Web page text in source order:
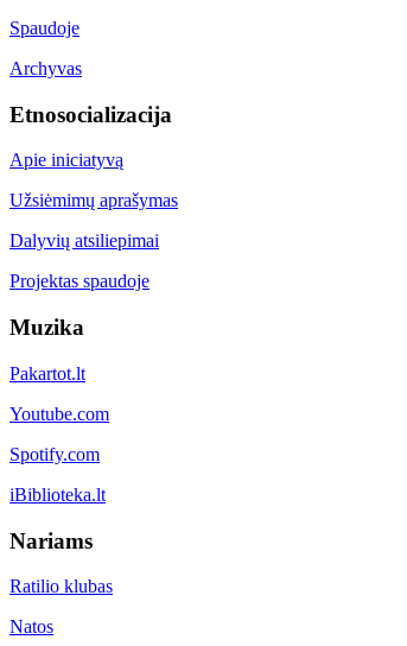
Spaudoje
Archyvas
Etnosocializacija
Apie iniciatyvą
Užsiėmimų aprašymas
Dalyvių atsiliepimai
Projektas spaudoje
Muzika
Pakartot.lt
Youtube.com
Spotify.com
iBiblioteka.lt
Nariams
Ratilio klubas
Natos